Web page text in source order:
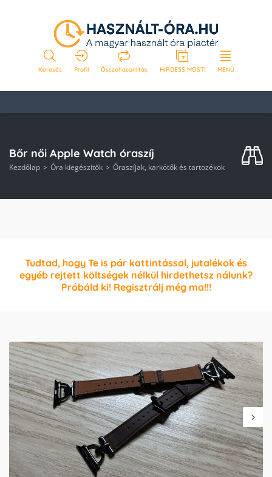
Keresés Profil Összehasonlítás HIRDESS MOST! MENÜ
Bőr női Apple Watch óraszíj
Kezdőlap Óra kiegészítők Óraszíjak, karkötők és tartozékok
Tudtad, hogy Te is pár kattintással, jutalékok és
egyéb rejtett költségek nélkül hirdethetsz nálunk?
Próbáld ki! Regisztrálj még ma!!!